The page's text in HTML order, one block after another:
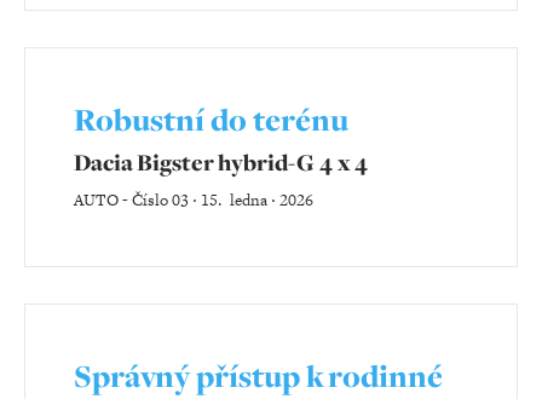
Robustní do terénu
Dacia Bigster hybrid-G 4 x 4
AUTO-Číslo 03 ‧ 15. ledna ‧ 2026
Správný přístup k rodinné